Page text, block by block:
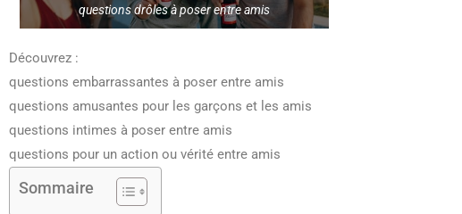
questions drôles à poser entre amis
Découvrez :
questions embarrassantes à poser entre amis
questions amusantes pour les garçons et les amis
questions intimes à poser entre amis
questions pour un action ou vérité entre amis
Sommaire